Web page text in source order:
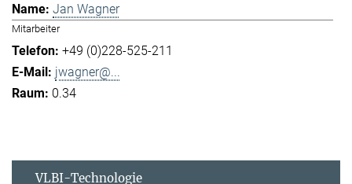
Jan Wagner
Mitarbeiter
+49 (0)228-525-211
jwagner@...
0.34
VLBI-Technologie